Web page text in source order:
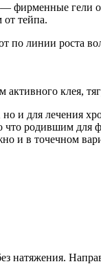
фирменные гели
от тейпа.
по линии роста
клея,
и для лечения
родившим для
и в точечном